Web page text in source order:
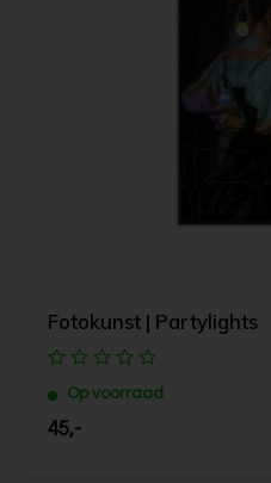
Fotokunst | Partylights
Op voorraad
45,-